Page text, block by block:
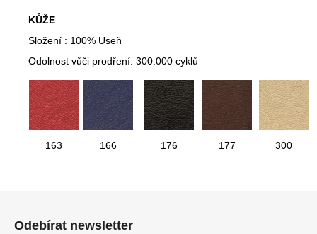
KŮŽE
Složení : 100% Useň
Odolnost vůči prodření: 300.000 cyklů
163 166 176 177 300
Odebírat newsletter